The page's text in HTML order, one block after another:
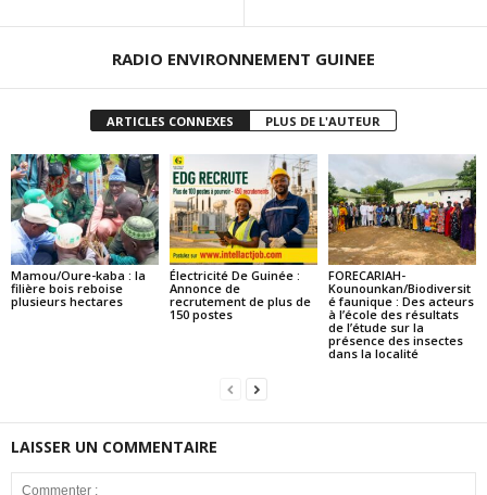
RADIO ENVIRONNEMENT GUINEE
ARTICLES CONNEXES PLUS DE L'AUTEUR
Mamou/Oure-kaba : la
filière bois reboise
plusieurs hectares
Électricité De Guinée :
Annonce de
recrutement de plus de
150 postes
FORECARIAH-
Kounounkan/Biodiversit
é faunique : Des acteurs
à l’école des résultats
de l’étude sur la
présence des insectes
dans la localité
LAISSER UN COMMENTAIRE